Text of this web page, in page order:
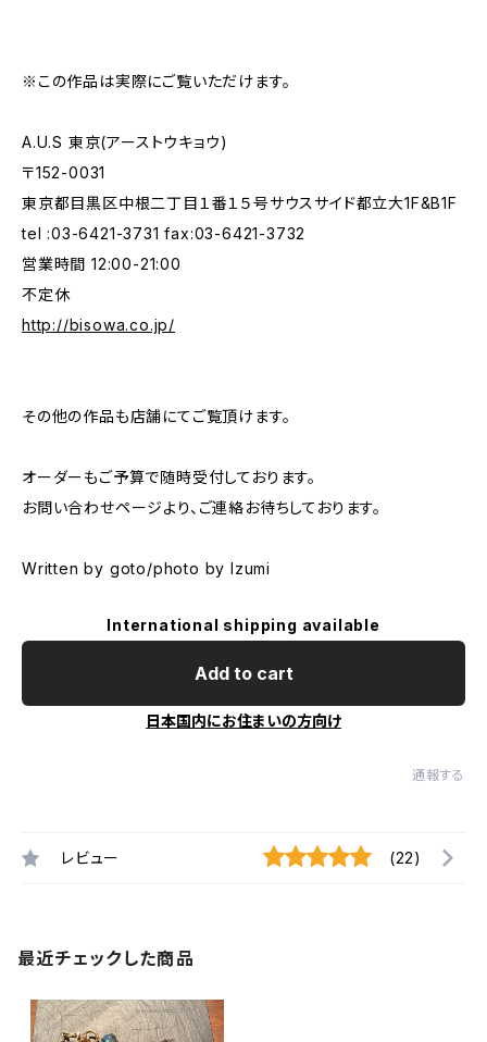
※この作品は実際にご覧いただけます。
A.U.S 東京(アーストウキョウ)
〒152-0031
東京都目黒区中根二丁目１番１５号サウスサイド都立大1F&B1F
tel :03-6421-3731 fax:03-6421-3732
営業時間 12:00-21:00
不定休
http://bisowa.co.jp/
その他の作品も店舗にてご覧頂けます。
オーダーもご予算で随時受付しております。
お問い合わせページより、ご連絡お待ちしております。
Written by goto/photo by Izumi
International shipping available
Add to cart
日本国内にお住まいの方向け
通報する
レビュー (22)
最近チェックした商品